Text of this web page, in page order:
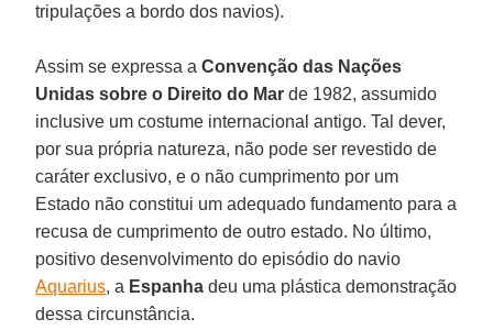
tripulações a bordo dos navios).
Assim se expressa aConvenção das Nações
Unidas sobre o Direito do Mar de 1982, assumido
inclusive um costume internacional antigo. Tal dever,
por sua própria natureza, não pode ser revestido de
caráter exclusivo, e o não cumprimento por um
Estado não constitui um adequado fundamento para a
recusa de cumprimento de outro estado. No último,
positivo desenvolvimento do episódio do navio
Aquarius, a Espanha deu uma plástica demonstração
dessa circunstância.